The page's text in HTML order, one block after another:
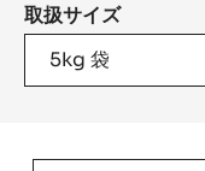
取扱サイズ
5kg 袋